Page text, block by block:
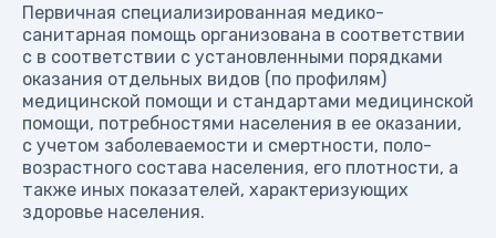
Первичная специализированная медико-
санитарная помощь организована в соответствии
с в соответствии с установленными порядками
оказания отдельных видов (по профилям)
медицинской помощи и стандартами медицинской
помощи, потребностями населения в ее оказании,
с учетом заболеваемости и смертности, поло-
возрастного состава населения, его плотности, а
также иных показателей, характеризующих
здоровье населения.